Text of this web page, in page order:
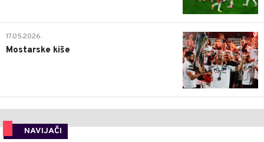
0
17.05.2026.
Mostarske kiše
NAVIJAČI